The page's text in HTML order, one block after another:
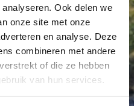
Ook delen we
onze site met onze
en analyse. Deze
combineren met andere
of die ze hebben
van hun services.